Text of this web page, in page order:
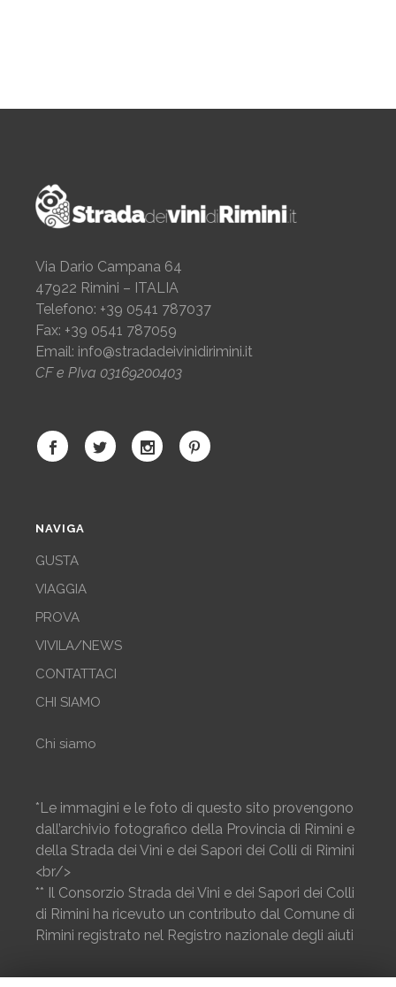
Via Dario Campana 64
47922 Rimini – ITALIA
Telefono: +39 0541 787037
Fax: +39 0541 787059
Email: info@stradadeivinidirimini.it
CF e PIva 03169200403
NAVIGA
GUSTA
VIAGGIA
PROVA
VIVILA/NEWS
CONTATTACI
CHI SIAMO
Chi siamo
*Le immagini e le foto di questo sito provengono
dall’archivio fotografico della Provincia di Rimini e
della Strada dei Vini e dei Sapori dei Colli di Rimini
<br/>
** Il Consorzio Strada dei Vini e dei Sapori dei Colli
di Rimini ha ricevuto un contributo dal Comune di
Rimini registrato nel Registro nazionale degli aiuti